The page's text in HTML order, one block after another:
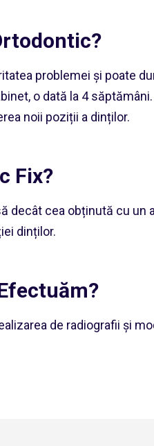
problemei și poate
o dată la 4
noii poziții a dinților.
Fix?
decât cea obținută cu
dinților.
de radiografii și